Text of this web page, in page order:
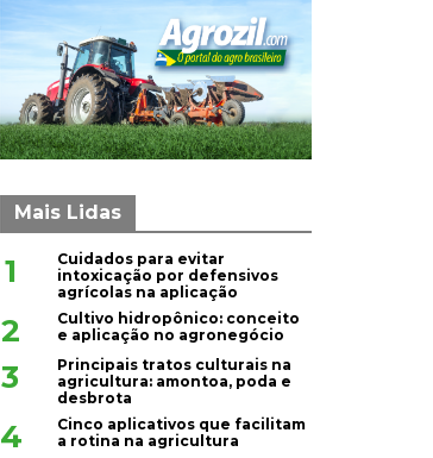
Mais Lidas
1
Cuidados para evitar
intoxicação por defensivos
agrícolas na aplicação
2
Cultivo hidropônico: conceito
e aplicação no agronegócio
3
Principais tratos culturais na
agricultura: amontoa, poda e
desbrota
4
Cinco aplicativos que facilitam
a rotina na agricultura